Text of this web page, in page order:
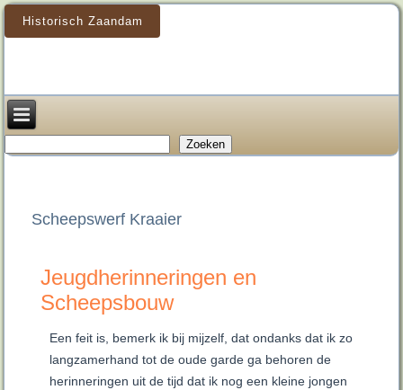
Historisch Zaandam
Zoeken
Scheepswerf Kraaier
Jeugdherinneringen en
Scheepsbouw
Een feit is, bemerk ik bij mijzelf, dat ondanks dat ik zo
langzamerhand tot de oude garde ga behoren de
herinneringen uit de tijd dat ik nog een kleine jongen